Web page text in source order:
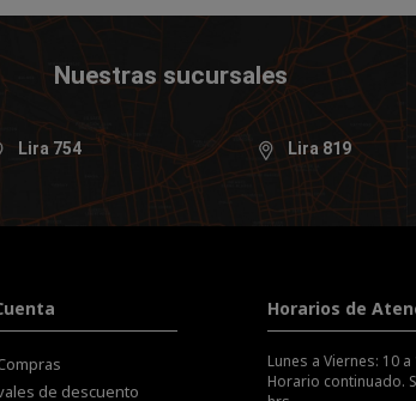
Nuestras sucursales
Lira 754 Lira 819
de descuento
Horarios de
Lunes a Viernes: 10 a
Horario continuado.